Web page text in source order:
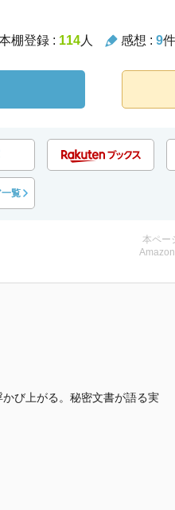
棚登録 : 114人 感想 : 9件
覧
本ペー
び上がる。秘密文書が語る実